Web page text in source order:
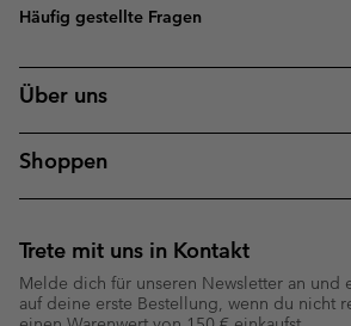
Häufig gestellte Fragen
Über uns
Shoppen
Trete mit uns in Kontakt
Melde dich für unseren Newsletter an und
auf deine erste Bestellung, wenn du nicht